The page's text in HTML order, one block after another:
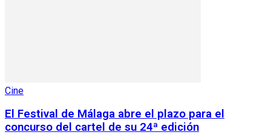
Cine
El Festival de Málaga abre el plazo para el
concurso del cartel de su 24ª edición